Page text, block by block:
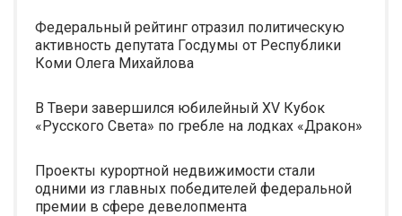
Федеральный рейтинг отразил политическую
активность депутата Госдумы от Республики
Коми Олега Михайлова
В Твери завершился юбилейный XV Кубок
«Русского Света» по гребле на лодках «Дракон»
Проекты курортной недвижимости стали
одними из главных победителей федеральной
премии в сфере девелопмента